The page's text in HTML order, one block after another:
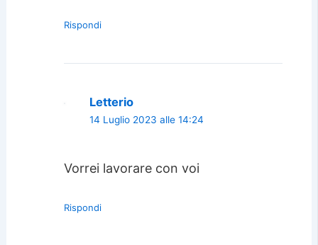
Rispondi
Letterio
14 Luglio 2023 alle 14:24
Vorrei lavorare con voi
Rispondi